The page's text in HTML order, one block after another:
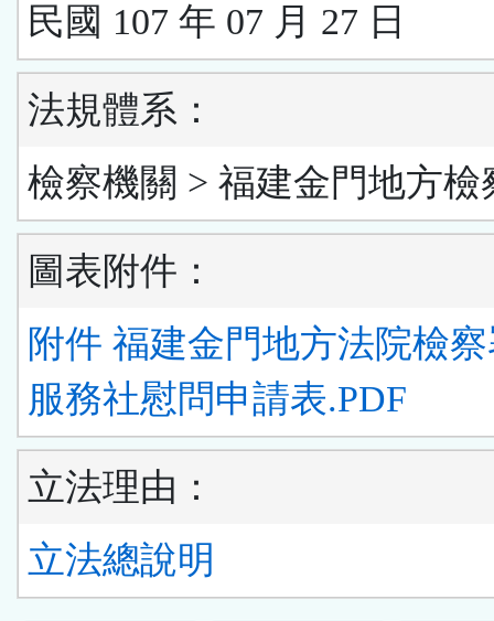
民國 107 年 07 月 27 日
法規體系：
檢察機關 > 福建金門地方檢
圖表附件：
附件 福建金門地方法院檢
服務社慰問申請表.PDF
立法理由：
立法總說明